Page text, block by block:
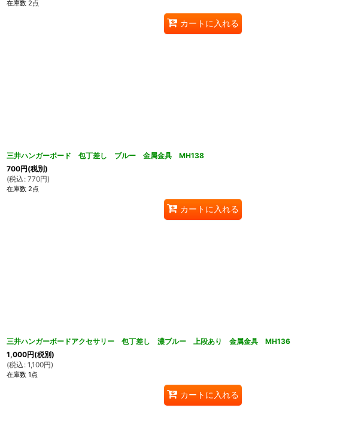
在庫数 2点
カートに入れる
三井ハンガーボード 包丁差し ブルー 金属金具 MH138
700円(税別)
(税込 : 770円)
在庫数 2点
カートに入れる
三井ハンガーボードアクセサリー 包丁差し 濃ブルー 上段あり 金属金具 MH136
1,000円(税別)
(税込 : 1,100円)
在庫数 1点
カートに入れる